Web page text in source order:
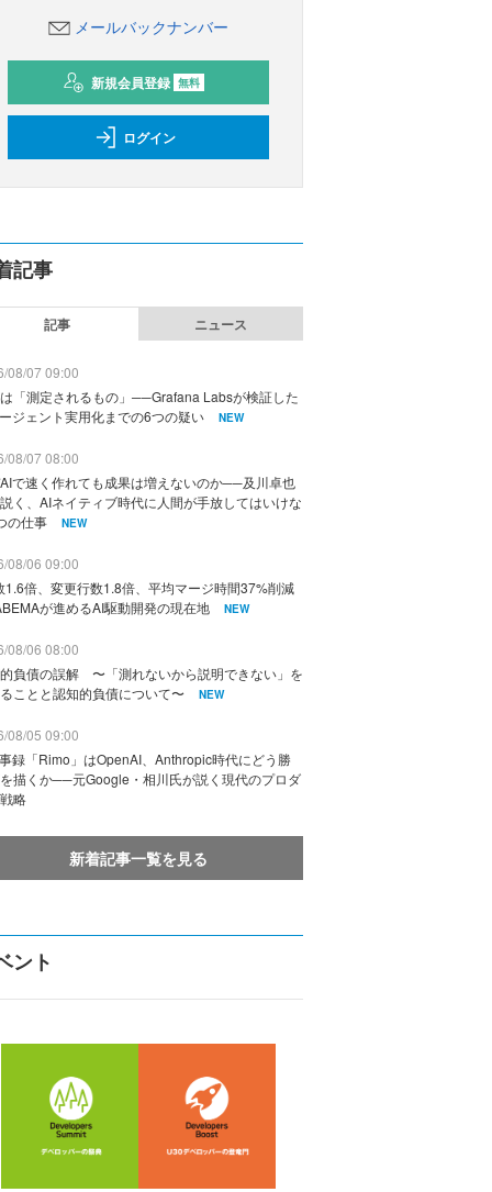
メールバックナンバー
新規会員登録 無料
ログイン
記事
記事 ニュース
08/07 09:00
「測定されるもの」──Grafana Labsが検証した
ジェント実用化までの6つの疑い
NEW
08/07 08:00
で速く作れても成果は増えないのか──及川卓也
く、AIネイティブ時代に人間が手放してはいけな
の仕事
NEW
08/06 09:00
1.6倍、変更行数1.8倍、平均マージ時間37%削減
が進めるAI駆動開発の現在地
NEW
08/06 08:00
負債の誤解 〜「測れないから説明できない」を
ことと認知的負債について〜
NEW
08/05 09:00
録「Rimo」はOpenAI、Anthropic時代にどう勝
描くか──元Google・相川氏が説く現代のプロダ
略
新着記事一覧を見る
ント